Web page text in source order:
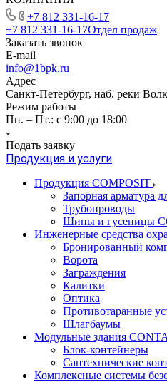
+7 812 331-16-17
+7 812 331-16-17Отдел продаж
Заказать звонок
E-mail
info@1bpk.ru
Адрес
Санкт-Петербург, наб. реки
Режим работы
Пн. – Пт.: с 9:00 до 18:00
Подать заявку
Продукция и услуги
Продукция COMPOSIT
Запорная арматура
Трубопроводы
Шины и гусеницы
Инженерные средства
Бронированный
Ворота
Заграждения
Калитки
Оптика
Противотаранные
Шлагбаумы
Модульные здания
Блок-контейнеры
Сантехнические
Комплексные системы